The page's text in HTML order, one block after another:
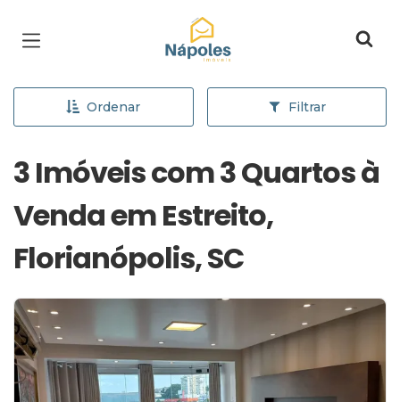
Página inicial
Ordenar Filtrar
3 Imóveis com 3 Quartos à
Venda em Estreito,
Florianópolis, SC